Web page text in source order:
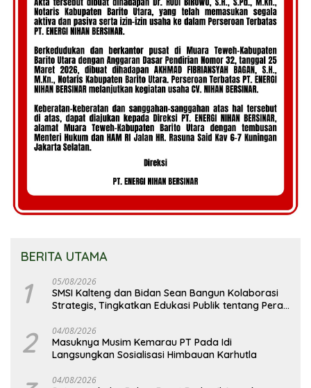
BERITA UTAMA
1 05/08/2026
SMSI Kalteng dan Bidan Sean Bangun Kolaborasi
Strategis, Tingkatkan Edukasi Publik tentang Peran
2 04/08/2026
Masuknya Musim Kemarau PT Pada Idi
Langsungkan Sosialisasi Himbauan Karhutla
04/08/2026